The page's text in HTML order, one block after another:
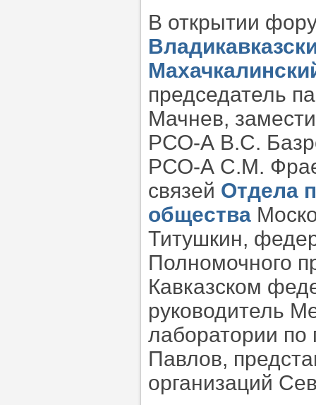
В открытии
председатель
Мачнев,
РСО-А В.С.
РСО-А С.М.
связей Отдела
общества
Титушкин,
Полномочного
Кавказском
руководитель
лаборатории по
Павлов,
организаций